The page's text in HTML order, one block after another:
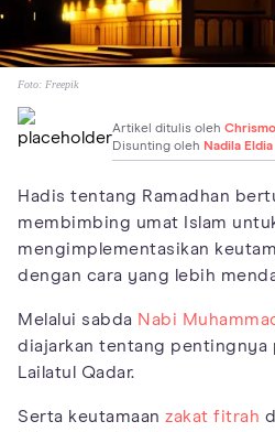
Foto: Freepik
Artikel ditulis oleh
Disunting oleh Nadila Eldia
Hadis tentang Ramadhan
membimbing umat Islam
mengimplementasikan
dengan cara yang lebih
Melalui sabda Nabi
diajarkan tentang pentingnya
Lailatul Qadar.
Serta keutamaan zakat fitrah